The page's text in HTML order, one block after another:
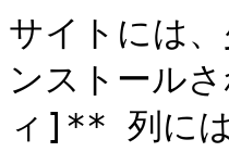
サイトには
ンストール
ィ]** 列には